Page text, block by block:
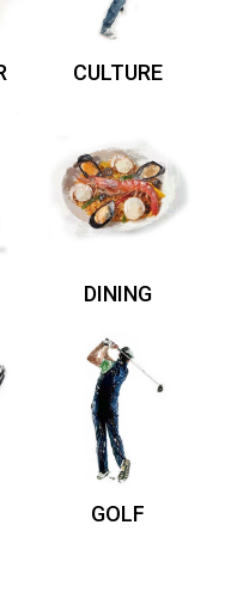
CULTURE
DINING
GOLF